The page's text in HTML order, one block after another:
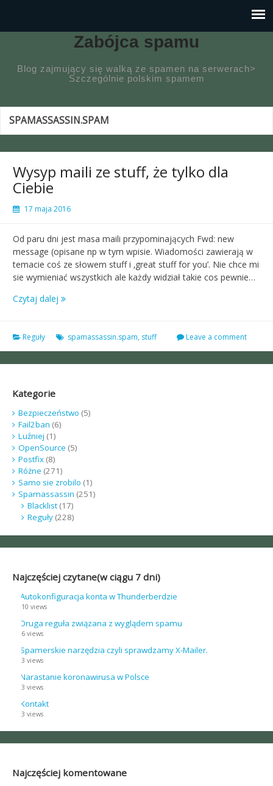
Zabójca spamu
Blog zajmujący się walką ze spamen na serwerach>
Szczególnie polskim spamem
SPAMASSASSIN.SPAM
Wysyp maili ze stuff, że tylko dla
Ciebie
17 maja 2016
Od paru dni jest masa maili przypominających Fwd: new
message (opisane np w tym wpisie. Wiadomości zawierają w
temacie coś ze słowem stuff i ‚great stuff for you’. Nie chce mi
sie wymieniać wszystkich ale każdy widział takie cos pewnie…
Czytaj dalej
Reguły spamassassin.spam, stuff Leave a comment
Kategorie
Bezpieczeństwo (5)
Fail2ban (6)
Luźniej (1)
OpenSource (5)
Postfix(8)
Różne (271)
Samo sie zrobilo (1)
Spamassassin (251)
Blacklist(17)
Reguły(228)
Najczęściej czytane(w ciągu 7 dni)
Autokonfiguracja konta w Thunderberdzie
10 views
Druga reguła związana z wyglądem spamu
6 views
Spamerskie narzędzia czyli sprawdzamy X-Mailer.
3 views
Narastanie koronawirusa w Polsce
3 views
Kontakt
3 views
Najczęściej komentowane